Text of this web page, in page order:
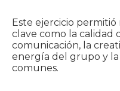
Este ejercicio
clave como la calidad
comunicación, la
energía del grupo y
comunes.